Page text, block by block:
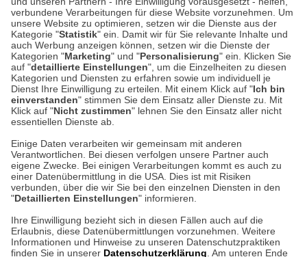
verbundene Verarbeitungen für diese Website vorzunehmen. Um
unsere Website zu optimieren, setzen wir die Dienste aus der
Kategorie "Statistik" ein. Damit wir für Sie relevante Inhalte und
auch Werbung anzeigen können, setzen wir die Dienste der
Kategorien "Marketing" und "Personalisierung" ein. Klicken Sie
auf "detaillierte Einstellungen", um die Einzelheiten zu diesen
Kategorien und Diensten zu erfahren sowie um individuell je
Dienst Ihre Einwilligung zu erteilen. Mit einem Klick auf "Ich bin
einverstanden" stimmen Sie dem Einsatz aller Dienste zu. Mit
Klick auf "Nicht zustimmen" lehnen Sie den Einsatz aller nicht
essentiellen Dienste ab.
Einige Daten verarbeiten wir gemeinsam mit anderen
Verantwortlichen. Bei diesen verfolgen unsere Partner auch
eigene Zwecke. Bei einigen Verarbeitungen kommt es auch zu
einer Datenübermittlung in die USA. Dies ist mit Risiken
verbunden, über die wir Sie bei den einzelnen Diensten in den
"Detaillierten Einstellungen" informieren.
Ihre Einwilligung bezieht sich in diesen Fällen auch auf die
Erlaubnis, diese Datenübermittlungen vorzunehmen. Weitere
Informationen und Hinweise zu unseren Datenschutzpraktiken
finden Sie in unserer Datenschutzerklärung . Am unteren Ende
Auf dem Steinbüchel 6
53340 Meckenheim
Montag bis Samstag 9:00 Uhr bis 18:00 Uhr
weitere Information
Hier finden Sie uns im Netz
AGB Rücksendung von Waren Datenschutz
Impressum
Kontakt
Zur Echtheit von Bewertungen
Cookie-Einstellungen in Ihrem Browser
ACHTUNG!